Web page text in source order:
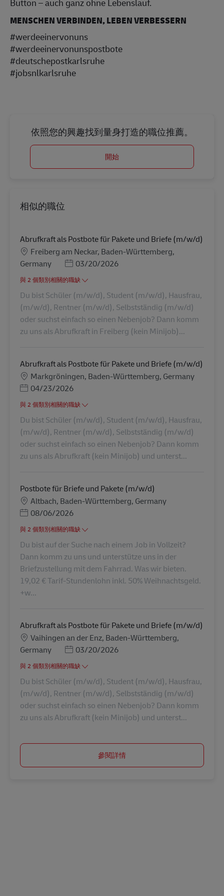
MENSCHEN VERBINDEN, LEBEN VERBESSERN
#werdeeinervonuns
#werdeeinervonunspostbote
#deutschepostkarlsruhe
#jobsnlkarlsruhe
依照您的興趣找到量身打造的職位推薦。
開始
相似的職位
Abrufkraft als Postbote für Pakete und Briefe (m/w/d)
地點Freiberg am Neckar, Baden-Württemberg,
Germany
Posted Date
03/20/2026
與 2 個類別相關的職缺
Du bist Schüler (m/w/d), Student (m/w/d), Hausfrau,
(m/w/d), Rentner (m/w/d), Selbstständig (m/w/d)
oder suchst einfach so einen Nebenjob? Dann komm
zu uns als Abrufkraft in Freiberg (kein Minijob)...
Abrufkraft als Postbote für Pakete und Briefe (m/w/d)
地點Markgröningen, Baden-Württemberg, Germany
Posted Date
04/23/2026
與 2 個類別相關的職缺
Du bist Schüler (m/w/d), Student (m/w/d), Hausfrau,
(m/w/d), Rentner (m/w/d), Selbstständig (m/w/d)
oder suchst einfach so einen Nebenjob? Dann komm
zu uns als Abrufkraft (kein Minijob) und unterst...
Postbote für Briefe und Pakete (m/w/d)
地點Altbach, Baden-Württemberg, Germany
Posted Date
08/06/2026
與 2 個類別相關的職缺
Du bist auf der Suche nach einem Job in Vollzeit?
Dann komm zu uns und unterstütze uns in der
Briefzustellung mit dem Fahrrad. Was wir bieten.
19,02 € Tarif-Stundenlohn inkl. 50% Weihnachtsgeld.
+w...
Abrufkraft als Postbote für Pakete und Briefe (m/w/d)
地點Vaihingen an der Enz, Baden-Württemberg,
Germany
Posted Date
03/20/2026
與 2 個類別相關的職缺
Du bist Schüler (m/w/d), Student (m/w/d), Hausfrau,
(m/w/d), Rentner (m/w/d), Selbstständig (m/w/d)
oder suchst einfach so einen Nebenjob? Dann komm
zu uns als Abrufkraft (kein Minijob) und unterst...
參閱詳情